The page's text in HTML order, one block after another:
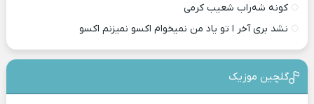
کونه شه‌راب شعیب کرمی
نشد بری آخر ا تو یاد من نمیخوام اکسو نمیزنم اکسو
گلچین موزیک